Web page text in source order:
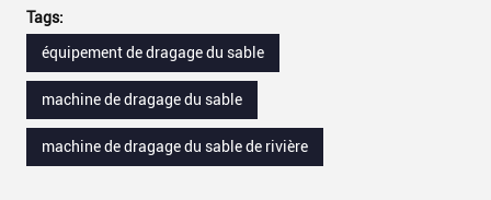
Tags:
équipement de dragage du sable
machine de dragage du sable
machine de dragage du sable de rivière